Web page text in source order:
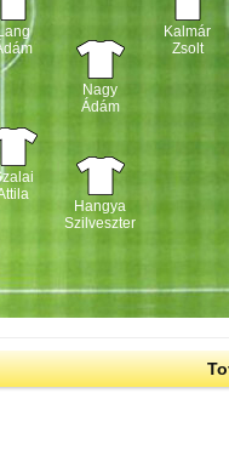
Lang
Nagy
Ádám
Hangya
Szilveszter
Kalmár
Zsolt